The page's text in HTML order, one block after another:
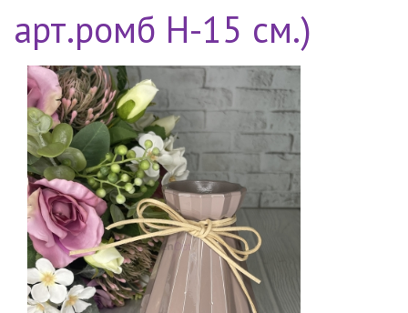
арт.ромб H-15 см.)